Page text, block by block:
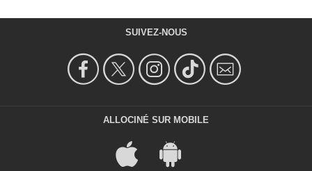
SUIVEZ-NOUS
ALLOCINÉ SUR MOBILE